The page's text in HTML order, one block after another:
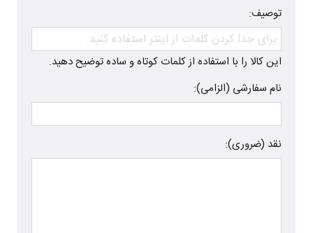
توصیف:
این کالا را با استفاده از کلمات کوتاه و ساده توضیح دهید.
نام سفارشی (الزامی):
نقد (ضروری):